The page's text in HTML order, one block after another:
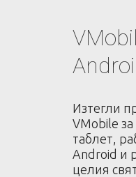
Изтегли
VMobile
таблет,
Android и
целия